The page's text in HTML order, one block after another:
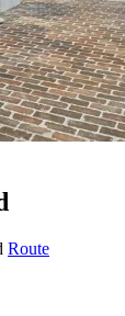
Route